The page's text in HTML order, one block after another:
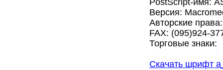
PostScript-имя:
Версия:
Авторские
FAX: (095)924-
Торговые знаки:
Скачать шрифт